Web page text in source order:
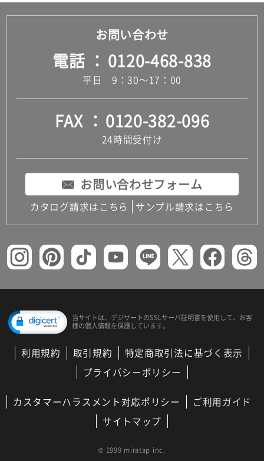
お問い合わせ
電話 0120-468-838
平日 9：30～17：00
FAX 0120-382-096
24時間受付け
お問い合わせフォーム
カタログ請求はこちら サンプル請求はこちら
当サイトは、デジサートのSSLサーバ証明書を使用して、 お客
様の個人情報を保護しています。
利用規約 取引規約
特定商取引法に基づく表示
プライバシーポリシー
カスタマーハラスメント対応ポリシー
ご利用ガイド
サイトマップ
© 1999 miratap inc.